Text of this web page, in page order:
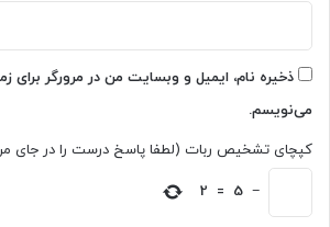
ذخیره نام، ایمیل و وبسایت من در مرورگر برای
می‌نویسم.
کپچای تشخیص ربات (لطفا پاسخ درست را در جای
−
5
=
2